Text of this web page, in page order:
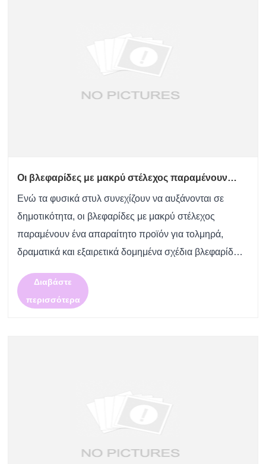
Οι βλεφαρίδες με μακρύ στέλεχος παραμένουν
βλεφαρίδες
Ενώ τα φυσικά στυλ συνεχίζουν να αυξάνονται σε
δημοτικότητα, οι βλεφαρίδες με μακρύ στέλεχος
παραμένουν ένα απαραίτητο προϊόν για τολμηρά,
δραματικά και εξαιρετικά δομημένα σχέδια βλεφαρίδων.
βελτιωμένη υποστήριξη και ευκρίνεια, καθιστώντας τα
ιδανικά για β......
Διαβάστε
περισσότερα